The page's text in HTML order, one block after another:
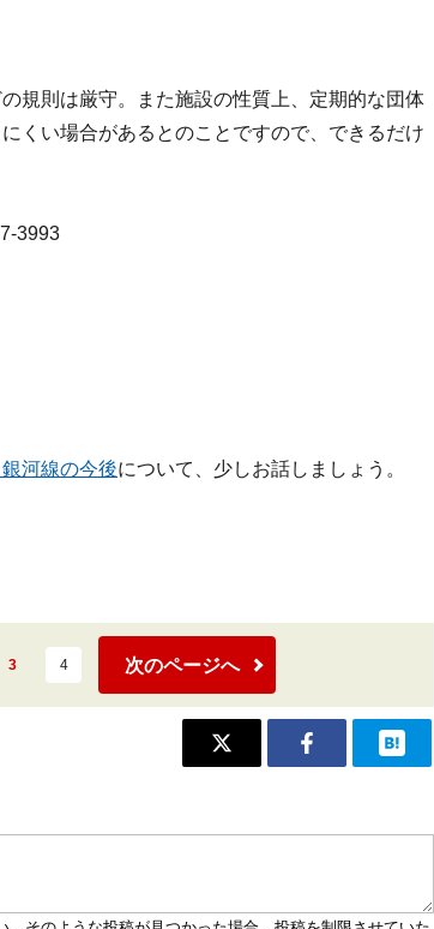
規則は厳守。また施設の性質上、定期的な団体
くい場合があるとのことですので、できるだけ
3993
河線の今後について、少しお話しましょう。
3 4 次のページへ